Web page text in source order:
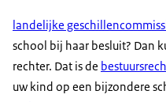
landelijke
school bij haar besluit? Dan
rechter. Dat is de
uw kind op een bijzondere